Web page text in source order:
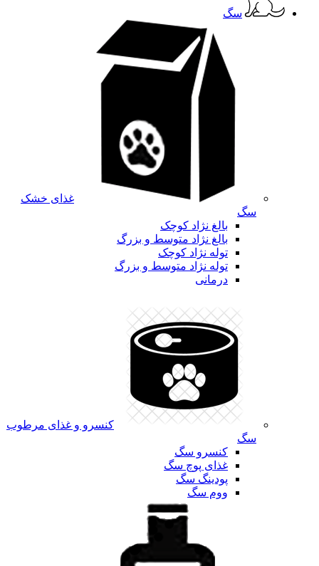
سگ
غذای خشک
سگ
بالغ نژاد کوچک
بالغ نژاد متوسط و بزرگ
توله نژاد کوچک
توله نژاد متوسط و بزرگ
درمانی
کنسرو و غذای مرطوب
سگ
کنسرو سگ
غذای پوچ سگ
پودینگ سگ
ووم سگ